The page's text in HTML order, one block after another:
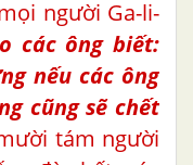
người Ga-li-
các ông biết:
nếu các ông
cũng sẽ chết
tám người